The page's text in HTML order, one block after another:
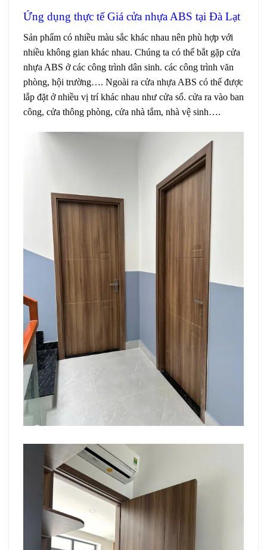
Ứng dụng thực tếGiá cửa nhựa ABS tại Đà Lạt
Sản phẩm có nhiều màu sắc khác nhau nên phù hợp với
nhiều không gian khác nhau. Chúng ta có thể bắt gặp cửa
nhựa ABS ở các công trình dân sinh. các công trình văn
phòng, hội trường…. Ngoài ra cửa nhựa ABS có thể được
lắp đặt ở nhiều vị trí khác nhau như cửa sổ. cửa ra vào ban
công, cửa thông phòng, cửa nhà tắm, nhà vệ sinh….